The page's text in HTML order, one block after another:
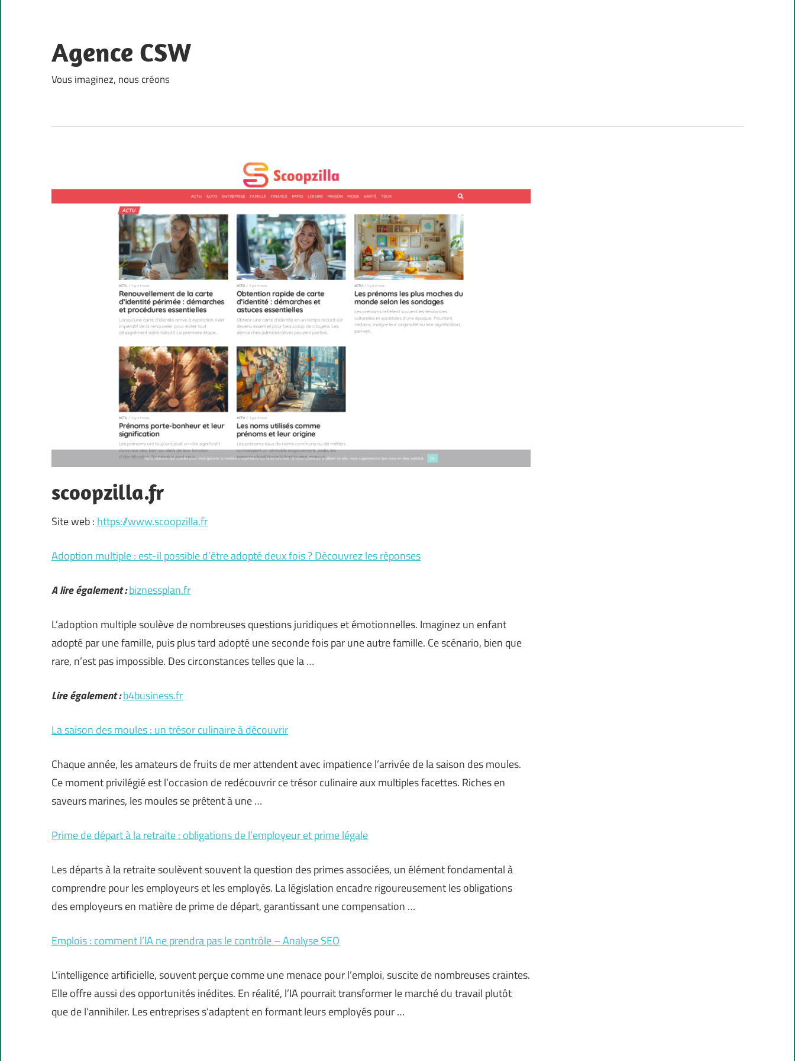
content
Agence CSW
Vous imaginez, nous créons
scoopzilla.fr
Site web : https://www.scoopzilla.fr
Adoption multiple : est-il possible d’être adopté deux fois ? Découvrez les réponses
A lire également :biznessplan.fr
L’adoption multiple soulève de nombreuses questions juridiques et émotionnelles. Imaginez un enfant
adopté par une famille, puis plus tard adopté une seconde fois par une autre famille. Ce scénario, bien que
rare, n’est pas impossible. Des circonstances telles que la …
Lire également :b4business.fr
La saison des moules : un trésor culinaire à découvrir
Chaque année, les amateurs de fruits de mer attendent avec impatience l’arrivée de la saison des moules.
Ce moment privilégié est l’occasion de redécouvrir ce trésor culinaire aux multiples facettes. Riches en
saveurs marines, les moules se prêtent à une …
Prime de départ à la retraite : obligations de l’employeur et prime légale
Les départs à la retraite soulèvent souvent la question des primes associées, un élément fondamental à
comprendre pour les employeurs et les employés. La législation encadre rigoureusement les obligations
des employeurs en matière de prime de départ, garantissant une compensation …
Emplois : comment l’IA ne prendra pas le contrôle – Analyse SEO
L’intelligence artificielle, souvent perçue comme une menace pour l’emploi, suscite de nombreuses craintes.
Elle offre aussi des opportunités inédites. En réalité, l’IA pourrait transformer le marché du travail plutôt
que de l’annihiler. Les entreprises s’adaptent en formant leurs employés pour …